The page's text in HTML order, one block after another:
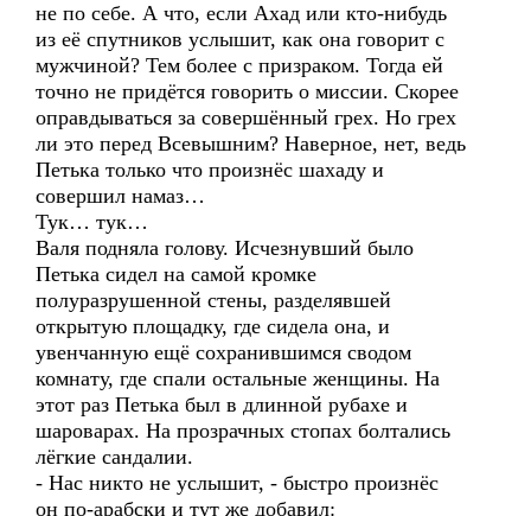
не по себе. А что, если Ахад или кто-нибудь
из её спутников услышит, как она говорит с
мужчиной? Тем более с призраком. Тогда ей
точно не придётся говорить о миссии. Скорее
оправдываться за совершённый грех. Но грех
ли это перед Всевышним? Наверное, нет, ведь
Петька только что произнёс шахаду и
совершил намаз…
Тук… тук…
Валя подняла голову. Исчезнувший было
Петька сидел на самой кромке
полуразрушенной стены, разделявшей
открытую площадку, где сидела она, и
увенчанную ещё сохранившимся сводом
комнату, где спали остальные женщины. На
этот раз Петька был в длинной рубахе и
шароварах. На прозрачных стопах болтались
лёгкие сандалии.
- Нас никто не услышит, - быстро произнёс
он по-арабски и тут же добавил: